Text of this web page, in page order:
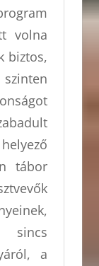
volna
biztos,
tábor
sincs
a